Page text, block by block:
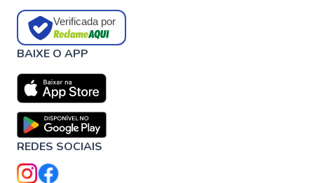
Verificada por
BAIXE O APP
REDES SOCIAIS